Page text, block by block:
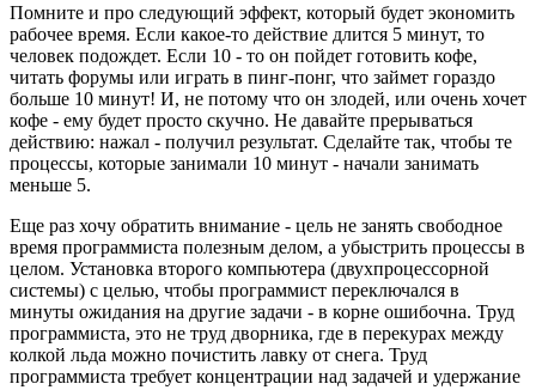
Помните и про следующий эффект, который будет экономить
рабочее время. Если какое-то действие длится 5 минут, то
человек подождет. Если 10 - то он пойдет готовить кофе,
читать форумы или играть в пинг-понг, что займет гораздо
больше 10 минут! И, не потому что он злодей, или очень хочет
кофе - ему будет просто скучно. Не давайте прерываться
действию: нажал - получил результат. Сделайте так, чтобы те
процессы, которые занимали 10 минут - начали занимать
меньше 5.
Еще раз хочу обратить внимание - цель не занять свободное
время программиста полезным делом, а убыстрить процессы в
целом. Установка второго компьютера (двухпроцессорной
системы) с целью, чтобы программист переключался в
минуты ожидания на другие задачи - в корне ошибочна. Труд
программиста, это не труд дворника, где в перекурах между
колкой льда можно почистить лавку от снега. Труд
программиста требует концентрации над задачей и удержание